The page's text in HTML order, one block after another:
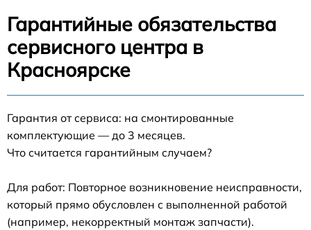
Гарантийные обязательства
сервисного центра в
Красноярске
Гарантия от сервиса: на смонтированные
комплектующие — до 3 месяцев.
Что считается гарантийным случаем?
Для работ: Повторное возникновение неисправности,
который прямо обусловлен с выполненной работой
(например, некорректный монтаж запчасти).